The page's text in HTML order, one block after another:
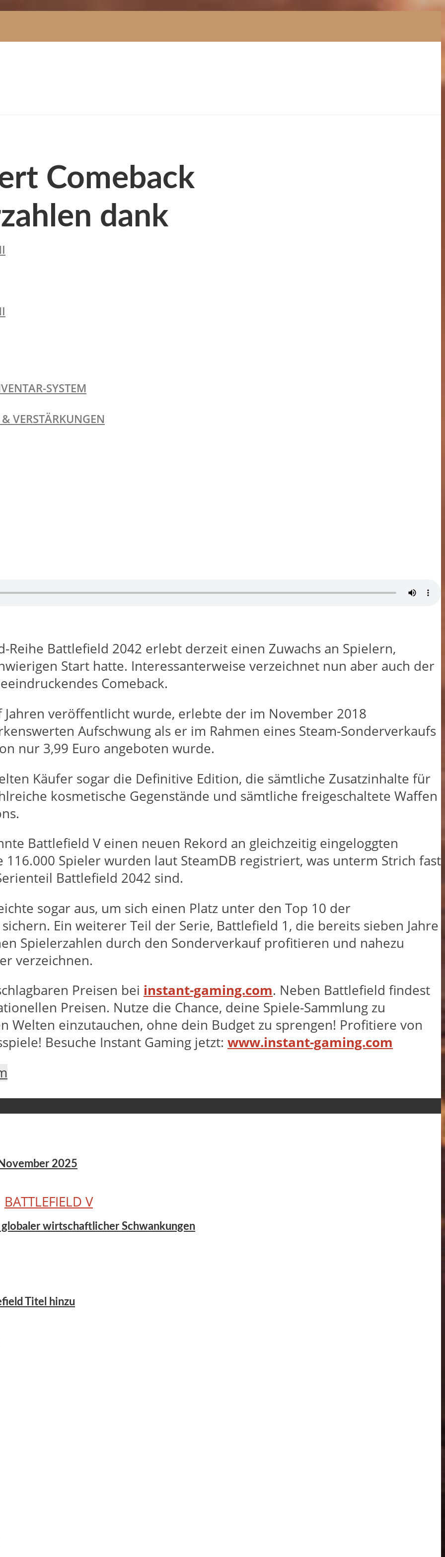
SYSTEM
VERSTÄRKUNGEN
Comeback
dank
Battlefield 2042 erlebt derzeit einen Zuwachs an Spielern,
Start hatte. Interessanterweise verzeichnet nun aber auch der
Comeback.
veröffentlicht wurde, erlebte der im November 2018
Aufschwung als er im Rahmen eines Steam-Sonderverkaufs
nur 3,99 Euro angeboten wurde.
Käufer sogar die Definitive Edition, die sämtliche Zusatzinhalte für
kosmetische Gegenstände und sämtliche freigeschaltete Waffen
Battlefield V einen neuen Rekord an gleichzeitig eingeloggten
116.000 Spieler wurden laut SteamDB registriert, was unterm Strich fast
Battlefield 2042 sind.
sogar aus, um sich einen Platz unter den Top 10 der
Ein weiterer Teil der Serie, Battlefield 1, die bereits sieben Jahre
Spielerzahlen durch den Sonderverkauf profitieren und nahezu
verzeichnen.
Preisen bei instant-gaming.com. Neben Battlefield findest
Preisen. Nutze die Chance, deine Spiele-Sammlung zu
Welten einzutauchen, ohne dein Budget zu sprengen! Profitiere von
Besuche Instant Gaming jetzt: www.instant-gaming.com
2025
BATTLEFIELD V
wirtschaftlicher Schwankungen
Titel hinzu